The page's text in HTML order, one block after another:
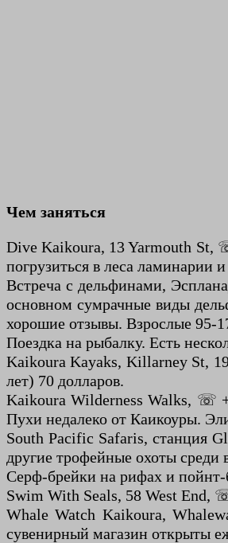
Чем заняться
Dive Kaikoura, 13 Yarmouth St,
погрузиться в леса ламинарии
Встреча с дельфинами,
основном сумрачные виды
хорошие отзывы. Взрослые 95-
Поездка на рыбалку. Есть
Kaikoura Kayaks, Killarney St,
лет) 70 долларов.
Kaikoura Wilderness Walks, ☏
Пухи недалеко от Каикоуры.
South Pacific Safaris, станция
другие трофейные охоты
Серф-брейки на рифах и пойнт-
Swim With Seals, 58 West End,
Whale Watch Kaikoura,
сувенирный магазин открыты